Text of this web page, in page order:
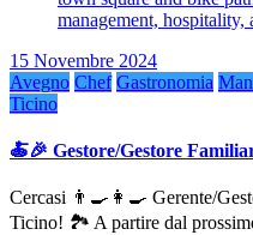
15 Novembre 2024
Avegno Chef Gastronomia
Ticino
🍝🎉 Gestore/Gestore
Cercasi 👨‍🍳👩‍🍳 Gerente/
Ticino! 🏞️ A partire dal